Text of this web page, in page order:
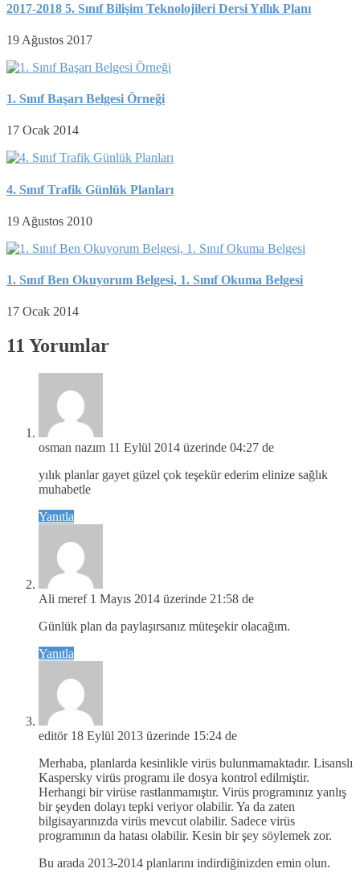
2017-2018 5. Sınıf Bilişim Teknolojileri Dersi Yıllık Planı
19 Ağustos 2017
1. Sınıf Başarı Belgesi Örneği
17 Ocak 2014
4. Sınıf Trafik Günlük Planları
19 Ağustos 2010
1. Sınıf Ben Okuyorum Belgesi, 1. Sınıf Okuma Belgesi
17 Ocak 2014
11 Yorumlar
osman nazım 11 Eylül 2014 üzerinde 04:27 de
yılık planlar gayet güzel çok teşekür ederim elinize sağlık
muhabetle
Yanıtla
Ali meref 1 Mayıs 2014 üzerinde 21:58 de
Günlük plan da paylaşırsanız müteşekir olacağım.
Yanıtla
editör 18 Eylül 2013 üzerinde 15:24 de
Merhaba, planlarda kesinlikle virüs bulunmamaktadır. Lisanslı
Kaspersky virüs programı ile dosya kontrol edilmiştir.
Herhangi bir virüse rastlanmamıştır. Virüs programınız yanlış
bir şeyden dolayı tepki veriyor olabilir. Ya da zaten
bilgisayarınızda virüs mevcut olabilir. Sadece virüs
programının da hatası olabilir. Kesin bir şey söylemek zor.
Bu arada 2013-2014 planlarını indirdiğinizden emin olun.